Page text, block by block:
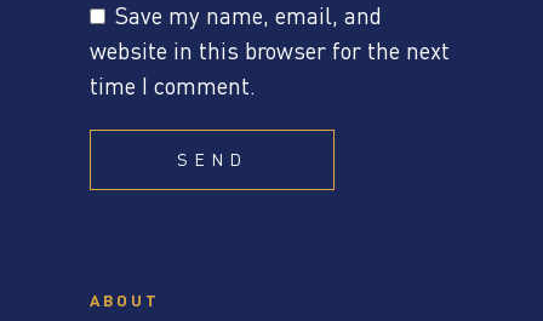
Save my name, email, and
website in this browser for the next
time I comment.
SEND
ABOUT